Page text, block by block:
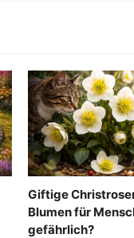
Giftige
Blumen für
gefährlich?